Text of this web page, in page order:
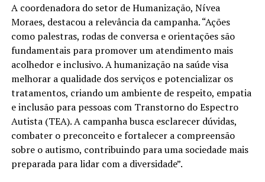
A coordenadora do setor de Humanização, Nívea
Moraes, destacou a relevância da campanha. “Ações
como palestras, rodas de conversa e orientações são
fundamentais para promover um atendimento mais
acolhedor e inclusivo. A humanização na saúde visa
melhorar a qualidade dos serviços e potencializar os
tratamentos, criando um ambiente de respeito, empatia
e inclusão para pessoas com Transtorno do Espectro
Autista (TEA). A campanha busca esclarecer dúvidas,
combater o preconceito e fortalecer a compreensão
sobre o autismo, contribuindo para uma sociedade mais
preparada para lidar com a diversidade”.